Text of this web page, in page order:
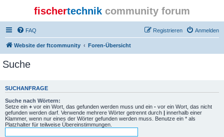
fischertechnik community forum
FAQ Anmelden
Registrieren
Website der ftcommunity Foren-Übersicht
Suche
SUCHANFRAGE
Suche nach Wörtern:
Setze ein + vor ein Wort, das gefunden werden muss und ein - vor ein Wort, das nicht
gefunden werden darf. Verwende mehrere Wörter getrennt durch | innerhalb einer
Klammer, wenn nur eines der Wörter gefunden werden muss. Benutze ein * als
Platzhalter für teilweise Übereinstimmungen.